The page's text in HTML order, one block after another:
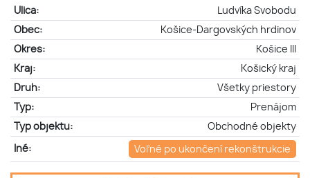
Ulica:
Ludvíka Svobodu
Obec:
Košice-Dargovských hrdinov
Okres:
Košice III
Kraj:
Košický kraj
Druh:
Všetky priestory
Typ:
Prenájom
Typ objektu:
Obchodné objekty
Iné: Voľné po ukončení rekonštrukcie